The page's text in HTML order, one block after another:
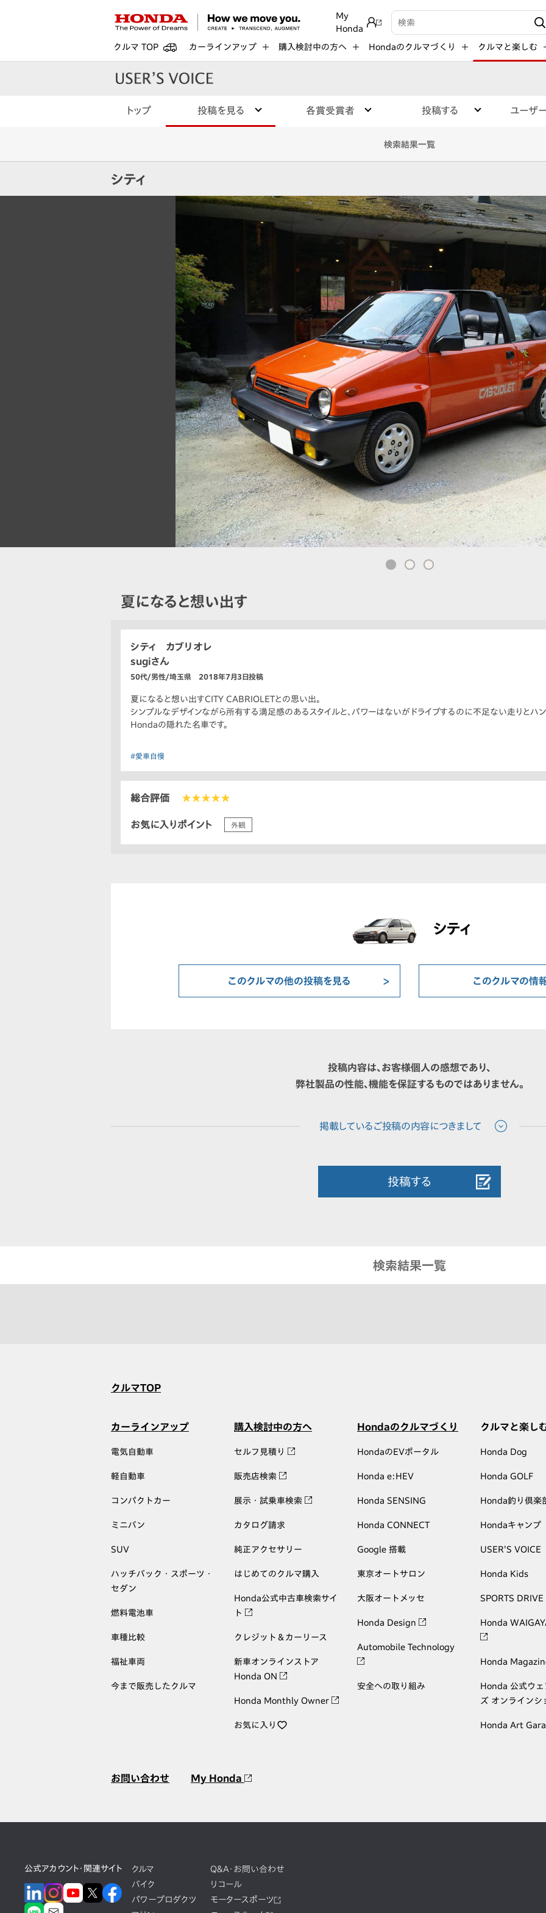
My
Honda
検索キーワード入力
クルマ TOP カーラインアップ 購入検討中の方へ Hondaのクルマづくり クルマと楽しむ
トップ 投稿を見る 各賞受賞者 投稿する ユーザ
検索結果一覧
シティ
夏になると想い出す
シティ カブリオレ
sugiさん
50代/男性/埼玉県 2018年7月3日投稿
夏になると想い出すCITY CABRIOLETとの思い出。
シンプルなデザインながら所有する満足感のあるスタイルと、パワーはないがドライブするのに不足ない走りとハ
Hondaの隠れた名車です。
#愛車自慢
総合評価 ★★★★★
お気に入りポイント 外観
シティ
このクルマの他の投稿を見る このクルマの情
投稿内容は、お客様個人の感想であり、
弊社製品の性能、機能を保証するものではありません。
投稿する
検索結果一覧
クルマTOP
カーラインアップ
電気自動車
軽自動車
コンパクトカー
ミニバン
SUV
ハッチバック・スポーツ・
セダン
燃料電池車
車種比較
福祉車両
今まで販売したクルマ
購入検討中の方へ
セルフ見積り
販売店検索
展示・試乗車検索
カタログ請求
純正アクセサリー
はじめてのクルマ購入
Honda公式中古車検索サイ
ト
クレジット＆カーリース
新車オンラインストア
Honda ON
Honda Monthly Owner
お気に入り
Hondaのクルマづくり
HondaのEVポータル
Honda e:HEV
Honda SENSING
Honda CONNECT
Google 搭載
東京オートサロン
大阪オートメッセ
Honda Design
Automobile Technology
安全への取り組み
クルマと楽し
Honda Dog
Honda GOLF
Honda釣り倶楽
Hondaキャンプ
USER'S VOICE
Honda Kids
SPORTS DRIVE
Honda
Honda
Honda 公式ウェ
ズ オンラインシ
Honda Art
お問い合わせ My Honda
公式アカウント・関連サイト
クルマ
バイク
パワープロダクツ
Q&A・お問い合わせ
リコール
モータースポーツ